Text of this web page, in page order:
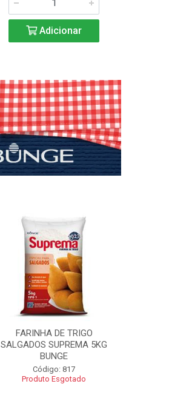
Adicionar
FARINHA DE TRIGO
SALGADOS SUPREMA 5KG
BUNGE
Código: 817
Produto Esgotado